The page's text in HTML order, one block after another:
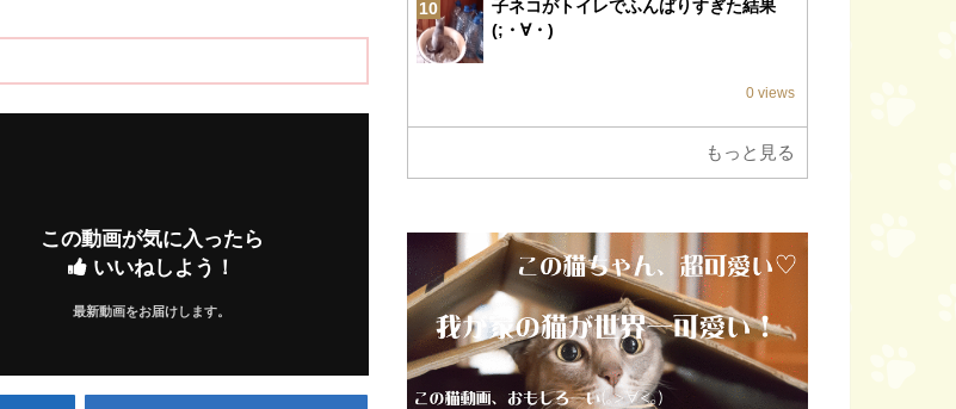
この動画が気に入ったら
いいねしよう！
最新動画をお届けします。
10
子ネコがトイレでふんばりすぎた結果
(;・∀・)
0 views
もっと見る